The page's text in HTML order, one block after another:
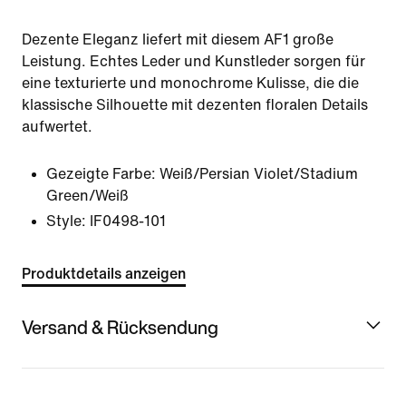
Dezente Eleganz liefert mit diesem AF1 große
Leistung. Echtes Leder und Kunstleder sorgen für
eine texturierte und monochrome Kulisse, die die
klassische Silhouette mit dezenten floralen Details
aufwertet.
Gezeigte Farbe: Weiß/Persian Violet/Stadium
Green/Weiß
Style:
IF0498-101
Produktdetails anzeigen
Versand & Rücksendung